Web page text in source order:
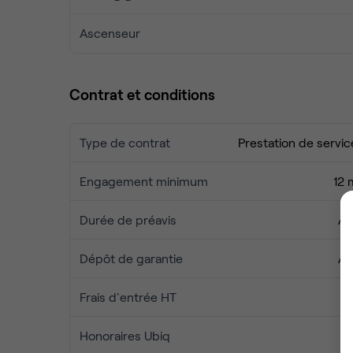
France.
Ascenseur
Contrat et conditions
Type de contrat Prestation de
Engagement minimum 12
Durée de préavis
Dépôt de garantie
Frais d'entrée HT
Honoraires Ubiq